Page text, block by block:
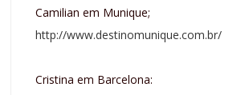
Camilian em Munique;
http://www.destinomunique.com.br/
Cristina em Barcelona: